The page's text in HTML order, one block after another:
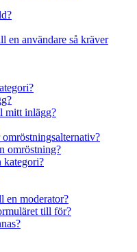
en användare så kräver
mitt inlägg?
omröstning?
kategori?
en moderator?
till för?